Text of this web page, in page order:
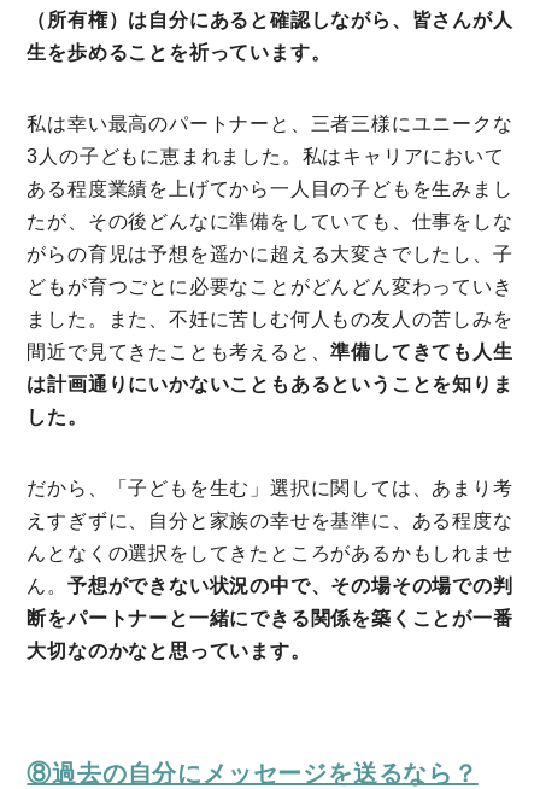
（所有権）は自分にあると確認しながら、皆さんが人
生を歩めることを祈っています。
私は幸い最高のパートナーと、三者三様にユニークな
3人の子どもに恵まれました。私はキャリアにおいて
ある程度業績を上げてから一人目の子どもを生みまし
たが、その後どんなに準備をしていても、仕事をしな
がらの育児は予想を遥かに超える大変さでしたし、子
どもが育つごとに必要なことがどんどん変わっていき
ました。また、不妊に苦しむ何人もの友人の苦しみを
間近で見てきたことも考えると、準備してきても人生
は計画通りにいかないこともあるということを知りま
した。
だから、「子どもを生む」選択に関しては、あまり考
えすぎずに、自分と家族の幸せを基準に、ある程度な
んとなくの選択をしてきたところがあるかもしれませ
ん。 予想ができない状況の中で、その場その場での判
断をパートナーと一緒にできる関係を築くことが一番
大切なのかなと思っています。
⑧過去の自分にメッセージを送るなら？